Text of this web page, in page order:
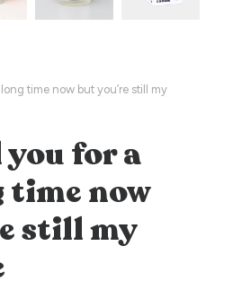
time now but you’re still my
you for a
time now
still my